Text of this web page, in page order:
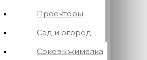
Проекторы
Сад и огород
Соковыжималка